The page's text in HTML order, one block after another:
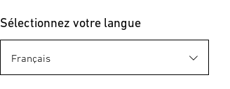
Sélectionnez votre langue